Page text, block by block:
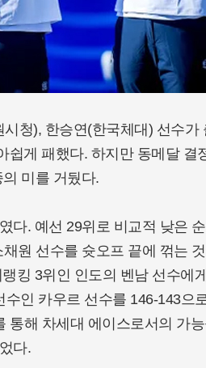
청), 한승연(한국체대) 선수가
쉽게 패했다. 하지만 동메달 결
미를 거뒀다.
다. 예선 29위로 비교적 낮은
원 선수를 슛오프 끝에 꺾는
킹 3위인 인도의 벤남 선수에
인 카우르 선수를 146-143으
해 차세대 에이스로서의 가능
다.